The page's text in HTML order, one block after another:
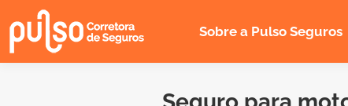
Sobre a Pulso Seguros